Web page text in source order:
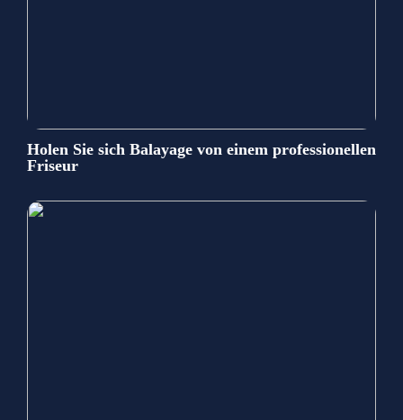
Holen Sie sich Balayage von einem professionellen
Friseur